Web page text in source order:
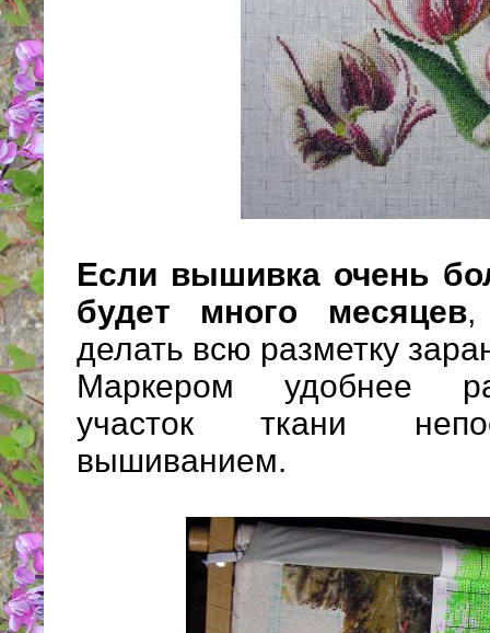
Если вышивка очень
будет много месяцев,
делать всю разметку
Маркером удобнее
участок ткани
вышиванием.